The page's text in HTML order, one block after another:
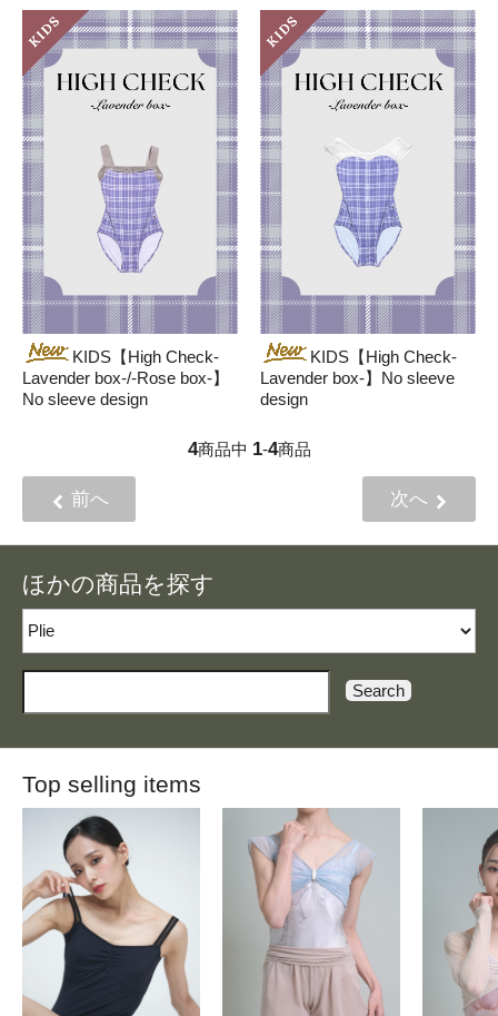
KIDS【High Check-
Lavender box-/-Rose box-】
No sleeve design
KIDS【High Check-
Lavender box-】No sleeve
design
4商品中 1-4商品
前へ 次へ
ほかの商品を探す
Search
Top selling items